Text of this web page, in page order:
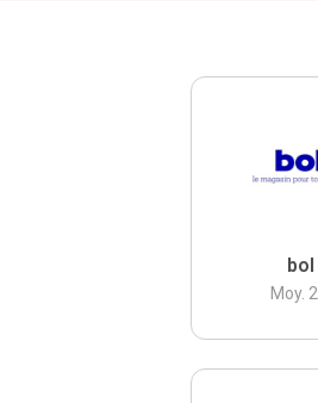
bol
Moy. 2